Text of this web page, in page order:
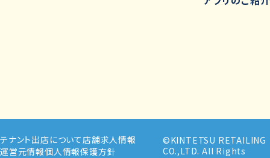
テナント出店について店舗求人情報
運営元情報個人情報保護方針
©KINTETSU RETAILING
CO.,LTD. All Rights